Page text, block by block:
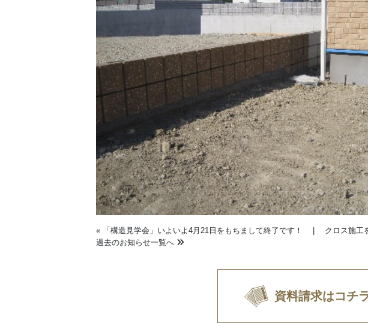
« 「構造見学会」いよいよ4月21日をもちまして終了です！ クロス施工
過去のお知らせ一覧へ
資料請求はコチ